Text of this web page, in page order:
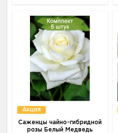
Акция
Саженцы чайно-гибридной
розы Белый Медведь